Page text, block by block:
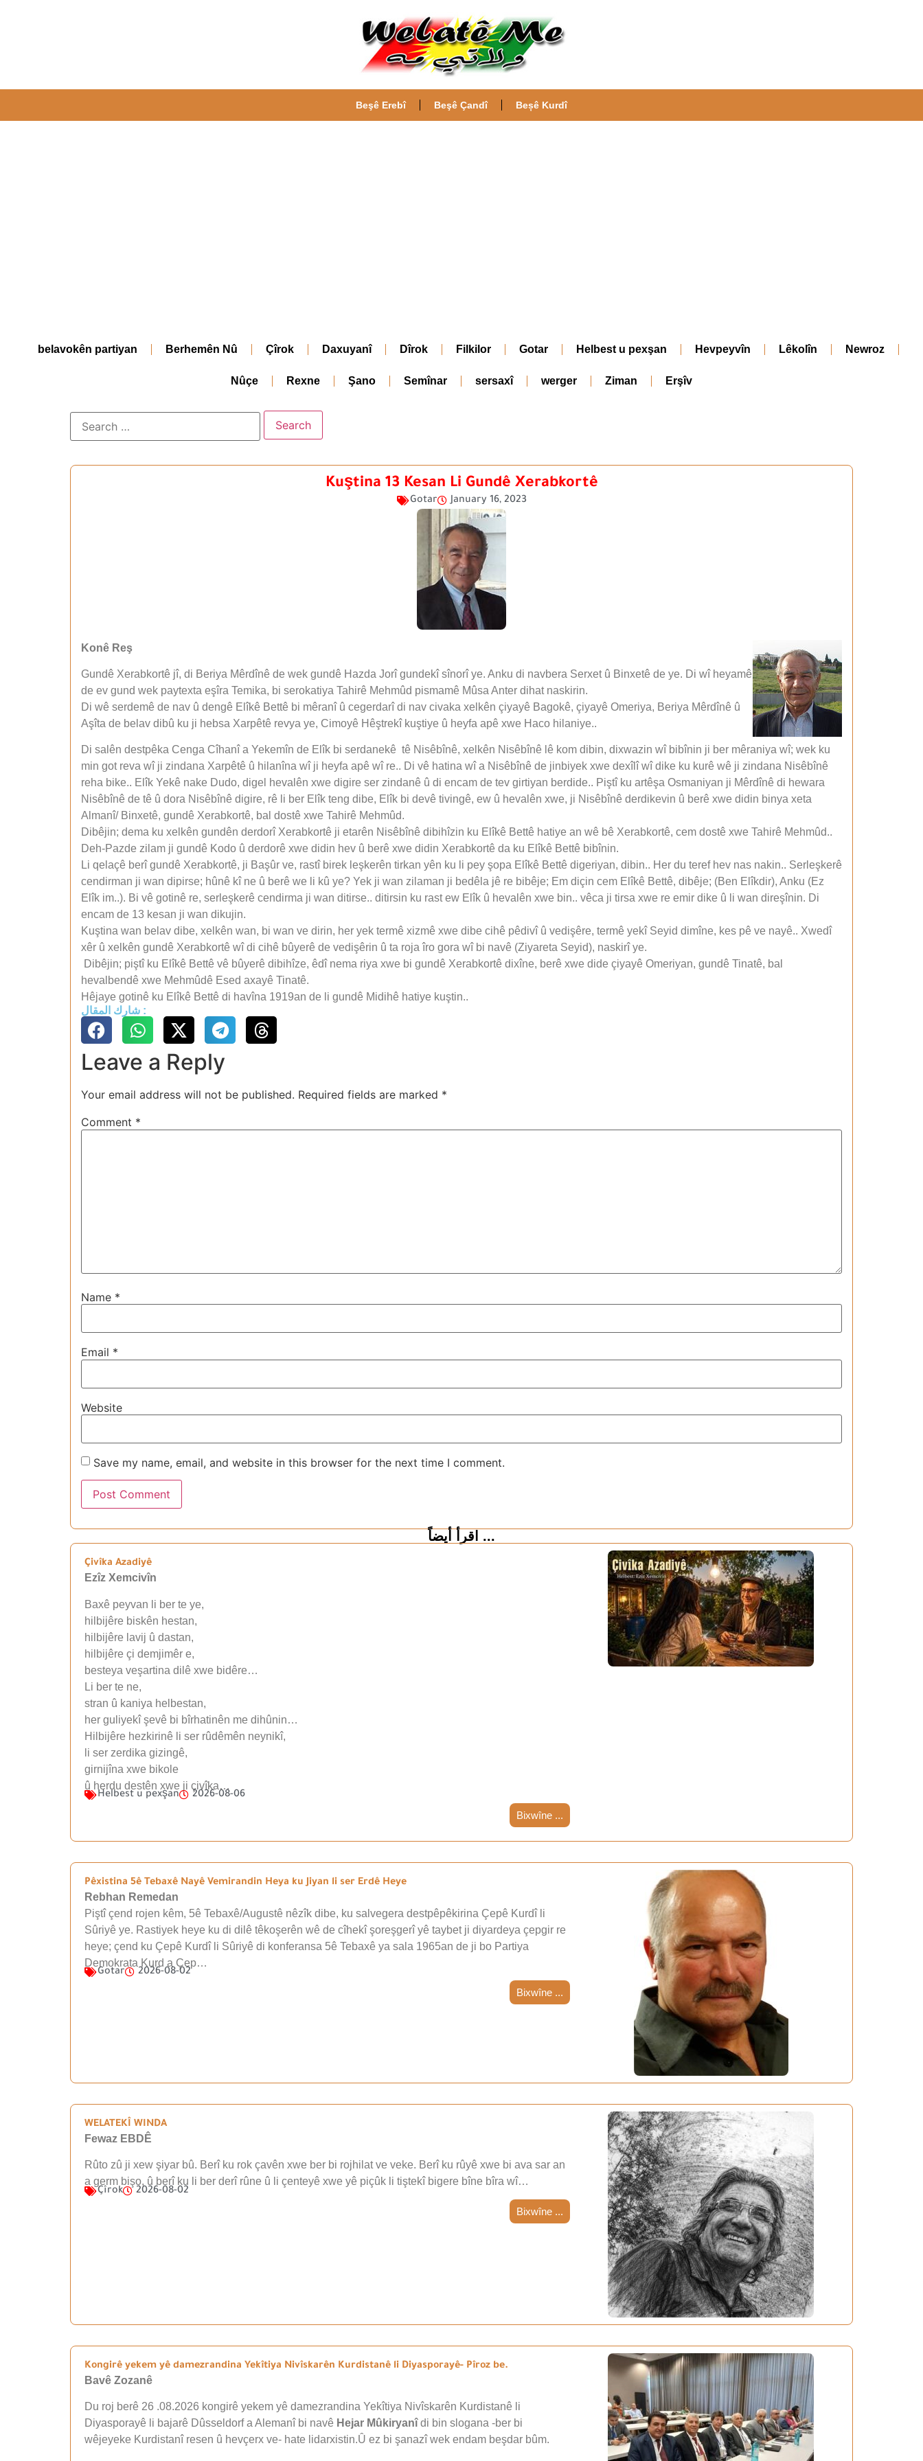
Beşê Erebî Beşê Çandî Beșê Kurdî
belavokên partiyan Berhemên Nû Çîrok Daxuyanî Dîrok Filkilor Gotar Helbest u pexşan Hevpeyvîn Lêkolîn Newroz
Nûçe Rexne Şano Semînar sersaxî werger Ziman Erşîv
Kuştina 13 Kesan Li Gundê Xerabkortê
Gotar January 16, 2023
Konê Reş
Gundê Xerabkortê jî, di Beriya Mêrdînê de wek gundê Hazda Jorî gundekî sînorî ye. Anku di navbera Serxet û Binxetê de ye. Di wî heyamê
de ev gund wek paytexta eşîra Temika, bi serokatiya Tahirê Mehmûd pismamê Mûsa Anter dihat naskirin.
Di wê serdemê de nav û dengê Elîkê Bettê bi mêranî û cegerdarî di nav civaka xelkên çiyayê Bagokê, çiyayê Omeriya, Beriya Mêrdînê û
Aşîta de belav dibû ku ji hebsa Xarpêtê revya ye, Cimoyê Hêştrekî kuştiye û heyfa apê xwe Haco hilaniye..
Di salên destpêka Cenga Cîhanî a Yekemîn de Elîk bi serdanekê tê Nisêbînê, xelkên Nisêbînê lê kom dibin, dixwazin wî bibînin ji ber mêraniya wî; wek ku
min got reva wî ji zindana Xarpêtê û hilanîna wî ji heyfa apê wî re.. Di vê hatina wî a Nisêbînê de jinbiyek xwe dexîlî wî dike ku kurê wê ji zindana Nisêbînê
reha bike.. Elîk Yekê nake Dudo, digel hevalên xwe digire ser zindanê û di encam de tev girtiyan berdide.. Piştî ku artêşa Osmaniyan ji Mêrdînê di hewara
Nisêbînê de tê û dora Nisêbînê digire, rê li ber Elîk teng dibe, Elîk bi devê tivingê, ew û hevalên xwe, ji Nisêbînê derdikevin û berê xwe didin binya xeta
Almanî/ Binxetê, gundê Xerabkortê, bal dostê xwe Tahirê Mehmûd.
Dibêjin; dema ku xelkên gundên derdorî Xerabkortê ji etarên Nisêbînê dibihîzin ku Elîkê Bettê hatiye an wê bê Xerabkortê, cem dostê xwe Tahirê Mehmûd..
Deh-Pazde zilam ji gundê Kodo û derdorê xwe didin hev û berê xwe didin Xerabkortê da ku Elîkê Bettê bibînin.
Li qelaçê berî gundê Xerabkortê, ji Başûr ve, rastî birek leşkerên tirkan yên ku li pey şopa Elîkê Bettê digeriyan, dibin.. Her du teref hev nas nakin.. Serleşkerê
cendirman ji wan dipirse; hûnê kî ne û berê we li kû ye? Yek ji wan zilaman ji bedêla jê re bibêje; Em diçin cem Elîkê Bettê, dibêje; (Ben Elîkdir), Anku (Ez
Elîk im..). Bi vê gotinê re, serleşkerê cendirma ji wan ditirse.. ditirsin ku rast ew Elîk û hevalên xwe bin.. vêca ji tirsa xwe re emir dike û li wan direşînin. Di
encam de 13 kesan ji wan dikujin.
Kuştina wan belav dibe, xelkên wan, bi wan ve dirin, her yek termê xizmê xwe dibe cihê pêdivî û vedişêre, termê yekî Seyid dimîne, kes pê ve nayê.. Xwedî
xêr û xelkên gundê Xerabkortê wî di cihê bûyerê de vedişêrin û ta roja îro gora wî bi navê (Ziyareta Seyid), naskirî ye.
Dibêjin; piştî ku Elîkê Bettê vê bûyerê dibihîze, êdî nema riya xwe bi gundê Xerabkortê dixîne, berê xwe dide çiyayê Omeriyan, gundê Tinatê, bal
hevalbendê xwe Mehmûdê Esed axayê Tinatê.
Hêjaye gotinê ku Elîkê Bettê di havîna 1919an de li gundê Midihê hatiye kuştin..
شارك المقال :
Leave a Reply
Your email address will not be published. Required fields are marked *
Comment *
Name *
Email *
Website
Save my name, email, and website in this browser for the next time I comment.
اقرأ أيضاً ...
Çivîka Azadiyê
Ezîz Xemcivîn
Baxê peyvan li ber te ye,
hilbijêre biskên hestan,
hilbijêre lavij û dastan,
hilbijêre çi demjimêr e,
besteya veşartina dilê xwe bidêre…
Li ber te ne,
stran û kaniya helbestan,
her guliyekî şevê bi bîrhatinên me dihûnin…
Hilbijêre hezkirinê li ser rûdêmên neynikî,
li ser zerdika gizingê,
girnijîna xwe bikole
û herdu destên xwe ji çivîka…
Helbest u pexşan 2026-08-06
Bixwîne ...
Pêxistina 5ê Tebaxê Nayê Vemirandin Heya ku Jiyan li ser Erdê Heye
Rebhan Remedan
Piştî çend rojen kêm, 5ê Tebaxê/Augustê nêzîk dibe, ku salvegera destpêpêkirina Çepê Kurdî li
Sûriyê ye. Rastiyek heye ku di dilê têkoşerên wê de cîhekî şoreşgerî yê taybet ji diyardeya çepgir re
heye; çend ku Çepê Kurdî li Sûriyê di konferansa 5ê Tebaxê ya sala 1965an de ji bo Partiya
Demokrata Kurd a Çep…
Gotar 2026-08-02
Bixwîne ...
WELATEKÎ WINDA
Fewaz EBDÊ
Rûto zû ji xew şiyar bû. Berî ku rok çavên xwe ber bi rojhilat ve veke. Berî ku rûyê xwe bi ava sar an
a germ bişo, û berî ku li ber derî rûne û li çenteyê xwe yê piçûk li tiştekî bigere bîne bîra wî…
Çîrok 2026-08-02
Bixwîne ...
Kongirê yekem yê damezrandina Yekîtiya Nivîskarên Kurdistanê li Diyasporayê- Pîroz be.
Bavê Zozanê
Du roj berê 26 .08.2026 kongirê yekem yê damezrandina Yekîtiya Nivîskarên Kurdistanê li
Diyasporayê li bajarê Dûsseldorf a Alemanî bi navê Hejar Mûkiryanîdi bin slogana -ber bi
wêjeyeke Kurdistanî resen û hevçerx ve- hate lidarxistin.Û ez bi şanazî wek endam beşdar bûm.